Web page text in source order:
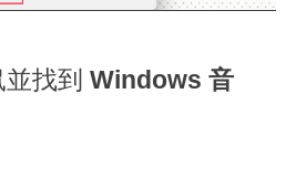
找到 Windows 音